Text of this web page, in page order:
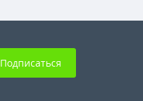
Подписаться